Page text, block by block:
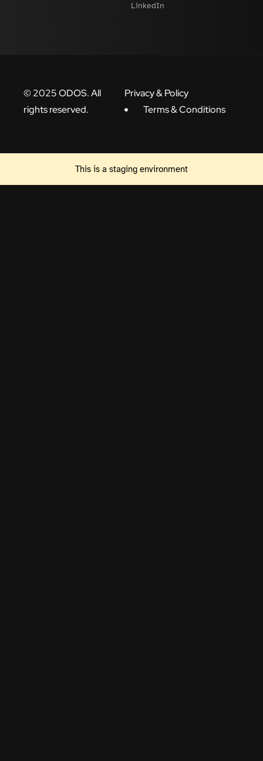
LinkedIn
© 2025 ODOS. All
rights reserved.
Privacy & Policy
Terms & Conditions
This is a staging environment